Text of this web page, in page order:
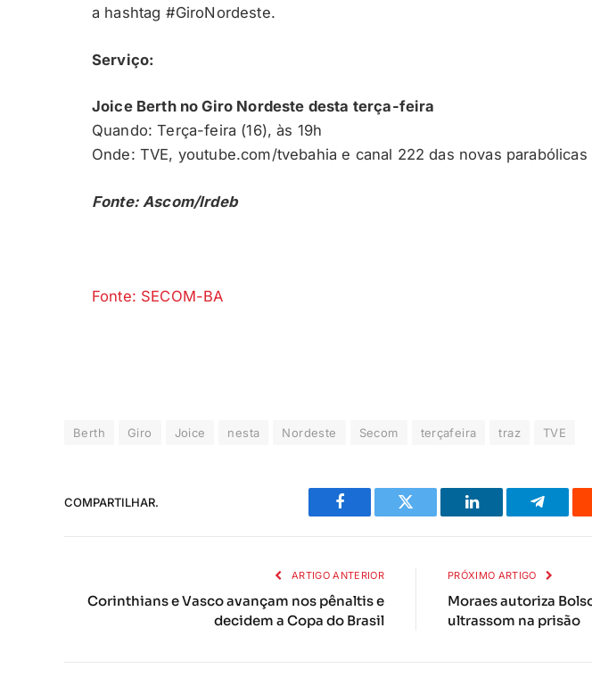
a hashtag #GiroNordeste.
Serviço:
Joice Berth no Giro Nordeste desta terça-feira
Quando: Terça-feira (16), às 19h
Onde: TVE, youtube.com/tvebahia e canal 222 das novas parabólicas
Fonte: Ascom/Irdeb
Fonte: SECOM-BA
Berth Giro Joice nesta Nordeste Secom terçafeira traz TVE
COMPARTILHAR.
Facebook Twitter LinkedIn
ARTIGO ANTERIOR
Corinthians e Vasco avançam nos pênaltis e
decidem a Copa do Brasil
PRÓXIMO ARTIGO
Moraes autoriza
ultrassom na prisão